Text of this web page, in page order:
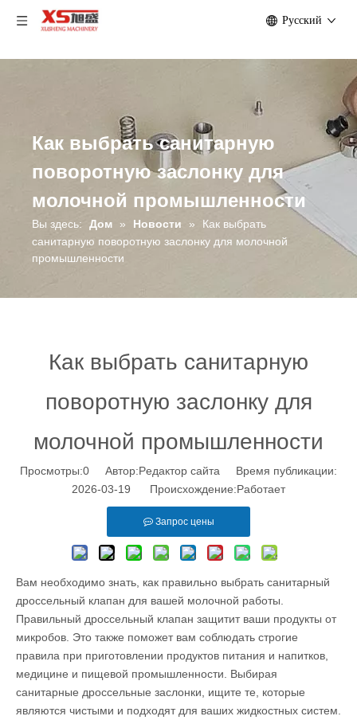
Pусский
Как выбрать санитарную
поворотную заслонку для
молочной промышленности
Вы здесь: Дом » Новости »
Как выбрать
санитарную поворотную заслонку для молочной
промышленности
Как выбрать санитарную
поворотную заслонку для
молочной промышленности
Просмотры:0 Автор:Pедактор сайта Время публикации:
2026-03-19 Происхождение:Работает
Запрос цены
Вам необходимо знать, как правильно выбрать санитарный
дроссельный клапан для вашей молочной работы.
Правильный дроссельный клапан защитит ваши продукты от
микробов. Это также поможет вам соблюдать строгие
правила при приготовлении продуктов питания и напитков,
медицине и пищевой промышленности. Выбирая
санитарные дроссельные заслонки, ищите те, которые
являются чистыми и подходят для ваших жидкостных систем.